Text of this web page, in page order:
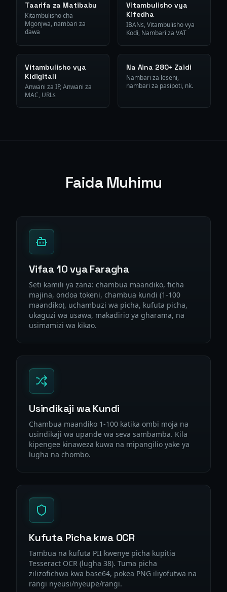
Taarifa za Matibabu
Kitambulisho cha
Mgonjwa, nambari za
dawa
Vitambulisho vya
Kifedha
IBANs, Vitambulisho vya
Kodi, Nambari za VAT
Vitambulisho vya
Kidigitali
Anwani za IP, Anwani za
MAC, URLs
Na Aina 280+ Zaidi
Nambari za leseni,
nambari za pasipoti, nk.
Faida Muhimu
Vifaa 10 vya Faragha
Seti kamili ya zana: chambua maandiko, ficha
majina, ondoa tokeni, chambua kundi (1-100
maandiko), uchambuzi wa picha, kufuta picha,
ukaguzi wa usawa, makadirio ya gharama, na
usimamizi wa kikao.
Usindikaji wa Kundi
Chambua maandiko 1-100 katika ombi moja na
usindikaji wa upande wa seva sambamba. Kila
kipengee kinaweza kuwa na mipangilio yake ya
lugha na chombo.
Kufuta Picha kwa OCR
Tambua na kufuta PII kwenye picha kupitia
Tesseract OCR (lugha 38). Tuma picha
zilizofichwa kwa base64, pokea PNG iliyofutwa na
rangi nyeusi/nyeupe/rangi.